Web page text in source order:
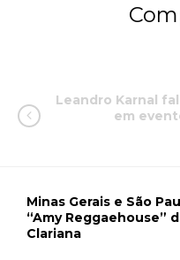
Leandro Karnal
em
Minas Gerais e São
“Amy Reggaehouse”
Clariana